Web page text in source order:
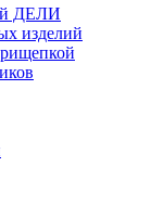
ДЕЛИ
изделий